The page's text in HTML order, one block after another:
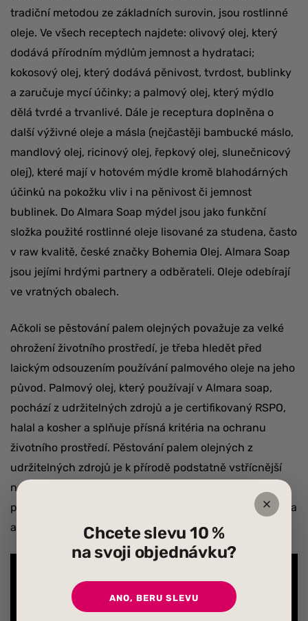
tradiční metodou ze základních surovin, jsou rostlinné
oleje. Ve všech receptech najdete: olivový olej, který
dodává přírodním mýdlům jemnost a hydrataci;
kokosový olej, který dodává pěnivost, tvrdost, bublinky
a zaručuje mycí účinky; a palmový olej, který mýdlo
dělá tvrdé a trvanlivé. Dále je receptura doplněna o
další výživné oleje a másla (nejčastěji bambucké máslo,
mandlový olej, ricinový olej, řepkový olej, slunečnicový
olej), které mají v hotovém mýdle kromě blahodárných
účinků na pokožku vliv i na pěnivost či jemnost
bublinek. Do Almara Soap mýdel jsou jako funkční
složka použité rostlinné oleje lisované za studena, často
v raw kvalitě, české značky Bohemia Olej. Almara Soap
jsou jejími hrdými partnery a odběrateli. Oleje odebírají
ve vratných obalech.
Ačkoli se pěstování palem olejných považuje za velké
ohrožení životního prostředí, je třeba hledět před
laickým odsouzením používání palmového oleje na jeho
původ. Palmový olej, který používají v Almara soap,
pochází z udržitelných zdrojů a je certifikovaný RSPO,
halal a kosher a splňuje přísná kritéria na ochranu
životního prostředí. Pěstování palem olejných z
udržitelných zdrojů je k přírodě podstatně vstřícnější
než pěstování mnoha jiných plodin, které běžně v
produktech každodenního užívání (potraviny, kosmetika
a mýdla) nalézáme.Chcete slevu 10 %
na svoji objednávku?
ANO, BERU SLEVU